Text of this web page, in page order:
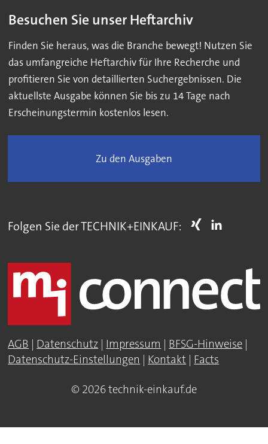
Besuchen Sie unser Heftarchiv
Finden Sie heraus, was die Branche bewegt! Nutzen Sie
das umfangreiche Heftarchiv für Ihre Recherche und
profitieren Sie von detaillierten Suchergebnissen. Die
aktuellste Ausgabe können Sie bis zu 14 Tage nach
Erscheinungstermin kostenlos lesen.
Zu den Ausgaben
Folgen Sie der TECHNIK+EINKAUF:
AGB | Datenschutz | Impressum | BFSG-Hinweise |
Datenschutz-Einstellungen | Kontakt | Facts
© 2026 technik-einkauf.de